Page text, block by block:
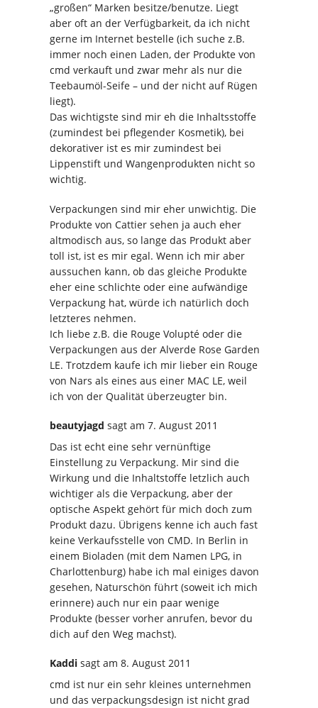
„großen“ Marken besitze/benutze. Liegt
aber oft an der Verfügbarkeit, da ich nicht
gerne im Internet bestelle (ich suche z.B.
immer noch einen Laden, der Produkte von
cmd verkauft und zwar mehr als nur die
Teebaumöl-Seife – und der nicht auf Rügen
liegt).
Das wichtigste sind mir eh die Inhaltsstoffe
(zumindest bei pflegender Kosmetik), bei
dekorativer ist es mir zumindest bei
Lippenstift und Wangenprodukten nicht so
wichtig.
Verpackungen sind mir eher unwichtig. Die
Produkte von Cattier sehen ja auch eher
altmodisch aus, so lange das Produkt aber
toll ist, ist es mir egal. Wenn ich mir aber
aussuchen kann, ob das gleiche Produkte
eher eine schlichte oder eine aufwändige
Verpackung hat, würde ich natürlich doch
letzteres nehmen.
Ich liebe z.B. die Rouge Volupté oder die
Verpackungen aus der Alverde Rose Garden
LE. Trotzdem kaufe ich mir lieber ein Rouge
von Nars als eines aus einer MAC LE, weil
ich von der Qualität überzeugter bin.
beautyjagd sagt am 7. August 2011
Das ist echt eine sehr vernünftige
Einstellung zu Verpackung. Mir sind die
Wirkung und die Inhaltstoffe letzlich auch
wichtiger als die Verpackung, aber der
optische Aspekt gehört für mich doch zum
Produkt dazu. Übrigens kenne ich auch fast
keine Verkaufsstelle von CMD. In Berlin in
einem Bioladen (mit dem Namen LPG, in
Charlottenburg) habe ich mal einiges davon
gesehen, Naturschön führt (soweit ich mich
erinnere) auch nur ein paar wenige
Produkte (besser vorher anrufen, bevor du
dich auf den Weg machst).
Kaddi sagt am 8. August 2011
cmd ist nur ein sehr kleines unternehmen
und das verpackungsdesign ist nicht grad